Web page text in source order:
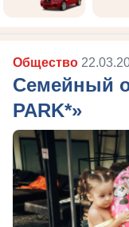
Общество
Семейный
PARK*»